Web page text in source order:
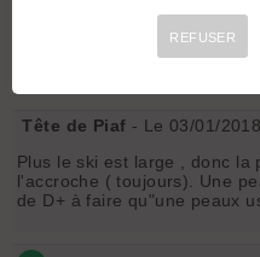
Tête de Piaf - Le 03/01/
Plus le ski est large , donc la
l'accroche ( toujours). Une
de D+ à faire qu"une peaux
REFUSER